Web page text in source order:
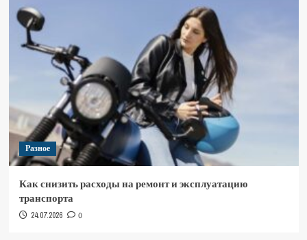
Разное
Как снизить расходы на ремонт и эксплуатацию
транспорта
24.07.2026 0